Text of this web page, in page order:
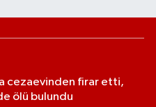
cezaevinden firar etti,
ölü bulundu